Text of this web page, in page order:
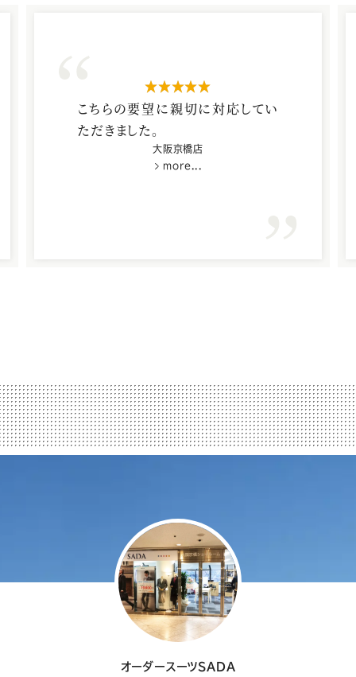
の
こちらの要望に親切に対応してい
ただきました。
大阪京橋店
more...
オーダースーツSADA